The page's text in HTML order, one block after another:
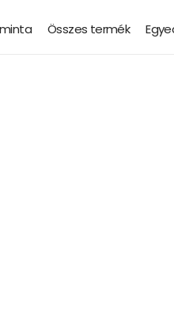
Összes termék